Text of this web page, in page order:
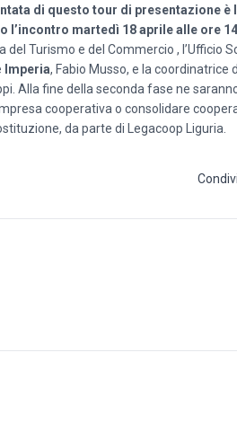
di questo tour di presentazione è
l’incontro martedì 18 aprile alle ore
Turismo e del Commercio , l’Ufficio
Imperia, Fabio Musso, e la coordinatrice
Alla fine della seconda fase ne
cooperativa o consolidare
da parte di Legacoop Liguria.